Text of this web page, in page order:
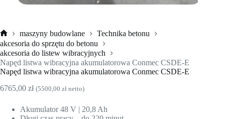
Strona
główna
maszyny budowlane
Technika betonu
akcesoria do sprzętu do betonu
akcesoria do listew wibracyjnych
Napęd listwa wibracyjna akumulatorowa Conmec CSDE-E
Napęd listwa wibracyjna akumulatorowa Conmec CSDE-E
6765,00 zł (5500,00 zł netto)
Akumulator 48 V | 20,8 Ah